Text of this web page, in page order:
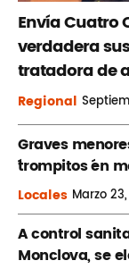
Envía Cuatro
verdadera
tratadora de
Regional
Graves
´trompitos ´en
Locales Marzo
A control
Monclova, se